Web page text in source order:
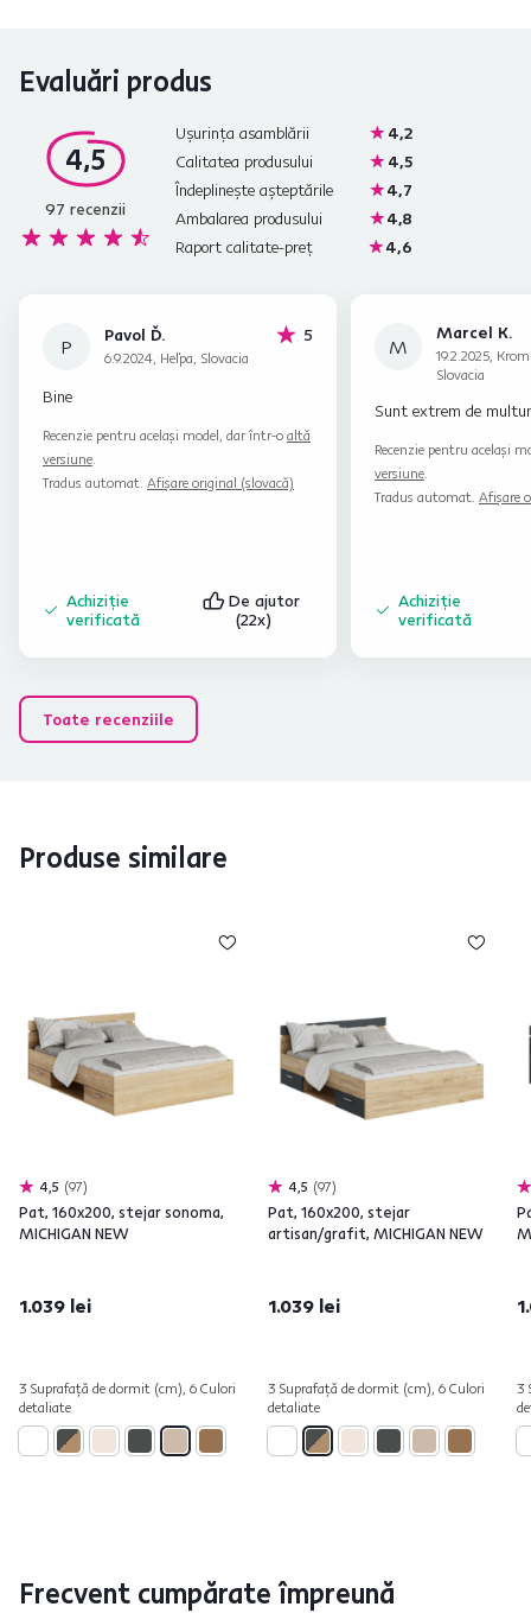
Evaluări produs
4,5
97 recenzii
Ușurința asamblării
4,2
Calitatea produsului
4,5
Îndeplinește așteptările
4,7
Ambalarea produsului
4,8
Raport calitate-preț
4,6
P Pavol Ď.
6.9.2024, Heľpa, Slovacia
5stele
Bine
Recenzie pentru același model, dar într-o altă
versiune.
Tradus automat. Afișare original (slovacă)
Achiziție
verificată
De ajutor
(22x)
M
Marcel K.
19.2.2025,
Slovacia
Sunt extrem de
Recenzie pentru același
versiune.
Tradus automat. Afișare
Achiziție
verificată
Toate recenziile
Produse similare
4,5 97
Pat, 160x200, stejar sonoma,
MICHIGAN NEW
1.039 lei
3 Suprafață de dormit (cm), 6 Culori
detaliate
4,5 97
Pat, 160x200, stejar
artisan/grafit, MICHIGAN NEW
1.039 lei
3 Suprafață de dormit (cm), 6 Culori
detaliate
3
Frecvent cumpărate împreună